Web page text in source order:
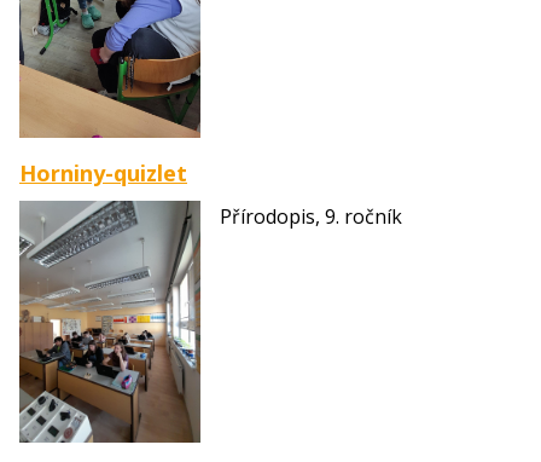
Horniny-quizlet
Přírodopis, 9. ročník